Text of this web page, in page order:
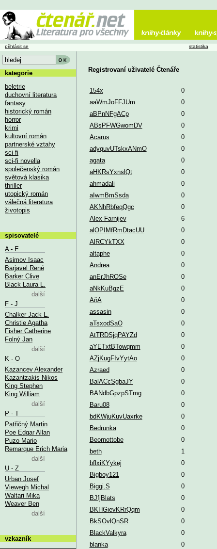
Registrovaní uživatelé Čtenáře
154x
0
aaWmJoFFJUm
0
aBPnNFgACp
0
ABsPFWGwomDV
0
Acarus
0
adyquvUTskxANmO
0
agata
0
aHKRsYxnslQt
0
ahmadali
0
aIwmBmSsda
0
AKNhRbfeqQgc
0
Alex Farnijev
6
alOPIMfRmDtacUU
0
AlRCYkTXX
0
altaphe
0
Andrea
0
anErJhROSe
0
aNkKuBgzE
0
AňA
0
assasin
0
aTsxodSaO
0
AtTRDSjqPAYZd
0
aYETxtBTowqmm
0
AZjKugFIvYytAo
0
Azraed
0
BalACcSgbaJY
0
BANdbGpzpSTmg
0
Baru08
0
bdKWjuKuvUaxrke
0
Bedrunka
0
Beornottobe
0
beth
1
bflxiKYykej
0
Bigboy121
0
Biggi.S
0
BJfjBlats
0
BKHGievKRrQqm
0
BkSOvlQnSR
0
BlackValkyra
0
blanka
0
přihlásit se statistika
kategorie
beletrie
duchovní literatura
fantasy
historický román
horror
krimi
kultovní román
partnerské vztahy
sci-fi
sci-fi novella
společenský román
světová klasika
thriller
utopický román
válečná literatura
životopis
spisovatelé
A - E
Asimov Isaac
Barjavel René
Barker Clive
Black Laura L.
další
F - J
Chalker Jack L.
Christie Agatha
Fisher Catherine
Folný Jan
další
K - O
Kazancev Alexander
Kazantzakis Nikos
King Stephen
King William
další
P - T
Patřičný Martin
Poe Edgar Allan
Puzo Mario
Remarque Erich Maria
další
U - Z
Urban Josef
Viewegh Michal
Waltari Mika
Weaver Ben
další
vzkazník